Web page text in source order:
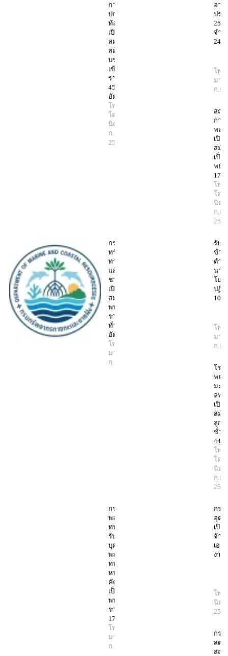
การ
ปกครอง
ท้องถิ่น
เปิดรับ
สมัคร
สอบ
บรรจุ
เข้ารับ
ราชการ
45
อัตรา
โพสต์
โดย มา
นิตย์
ก.ย.
2568
อาชี
ประ
2568
จำน
249
โพส
มา
ก.ย.
สถา
การ
พลเ
เปิด
สมัค
เป็น
พนัก
17
โพส
โดย
นิตย์
ก.ย.
2568
กรม
ทรัพยากร
ทางทะเล
และ
ชายฝั่ง
เปิดรับ
สมัคร
พนักงาน
ราชการ
ทั่วไป 15
อัตรา
โพสต์โดย
มานิตย์
ก.ย. 2568
รับส
ข้าร
ตำแ
นาย
โยธ
ปฏิบั
100
โพส
มา
ก.ย.
โรง
พยา
มะเ
ลพบุ
เปิด
สมัค
ลูกจ้
ชั่วค
44
โพส
โดย
นิตย์
ก.ย.
2568
กรม
พลาธิการ
ทหารบก
รับสมัคร
บุคคล
พลเรือน
ทหารกอง
หนุนสอบ
คัดเลือก
เป็น
พนักงาน
ราชการ
17 อัตรา
โพสต์โดย
มานิตย์
ก.ย. 2568
กรม
อุตุนิ
เปิด
จ้าง
เอก
งาน
โพส
นิตย์
2568
กรม
สตรี
สถา